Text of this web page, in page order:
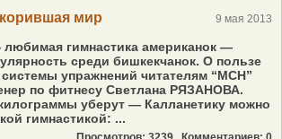
мир 9 мая 2013
любимая гимнастика американок —
среди бишкекчанок. О пользе
упражнений читателям “МСН”
по фитнесу Светлана РЯЗАНОВА.
уберут — Калланетику можно
гимнастикой: ...